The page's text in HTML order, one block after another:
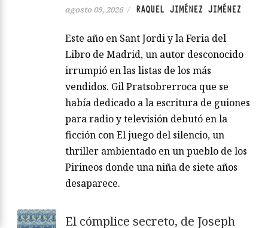
agosto 09, 2026 / RAQUEL JIMÉNEZ JIMÉNEZ
Este año en Sant Jordi y la Feria del
Libro de Madrid, un autor desconocido
irrumpió en las listas de los más
vendidos. Gil Pratsobrerroca que se
había dedicado a la escritura de guiones
para radio y televisión debutó en la
ficción con El juego del silencio, un
thriller ambientado en un pueblo de los
Pirineos donde una niña de siete años
desaparece.
El cómplice secreto, de Joseph